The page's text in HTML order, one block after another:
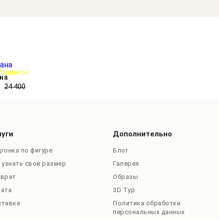
24 400
по фигуре
узнать свой размер
Дополнительно
Блог
Галерея
Образы
3D Тур
Политика обработки
персональных данных